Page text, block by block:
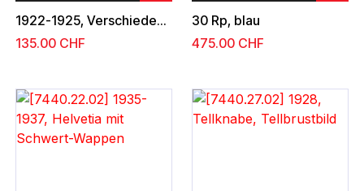
1922-1925, Verschiedene Darstellungen
135.00 CHF
30 Rp, blau
475.00CHF